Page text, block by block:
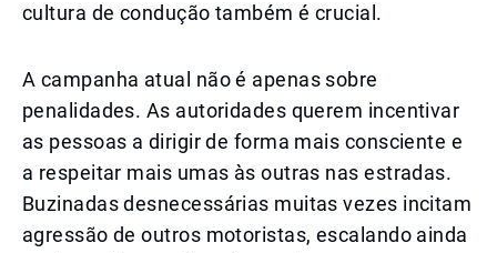
cultura de condução também é crucial.
A campanha atual não é apenas sobre
penalidades. As autoridades querem incentivar
as pessoas a dirigir de forma mais consciente e
a respeitar mais umas às outras nas estradas.
Buzinadas desnecessárias muitas vezes incitam
agressão de outros motoristas, escalando ainda